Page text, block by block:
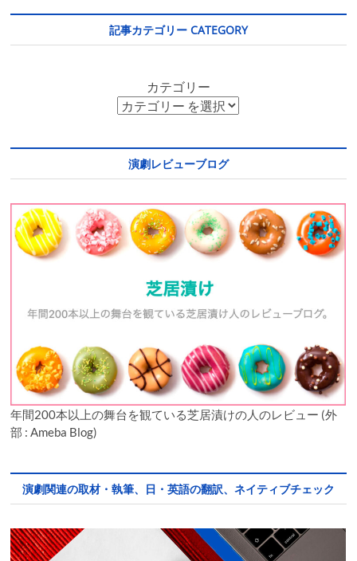
記事カテゴリー CATEGORY
カテゴリー
演劇レビューブログ
年間200本以上の舞台を観ている芝居漬けの人のレビュー (外
部 : Ameba Blog)
演劇関連の取材・執筆、日・英語の翻訳、ネイティブチェック